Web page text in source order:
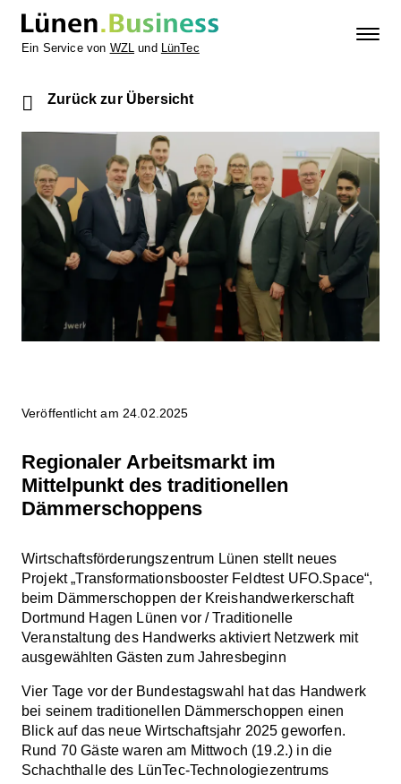
Ein Service von WZL und LünTec
Zurück zur Übersicht
Veröffentlicht am 24.02.2025
Regionaler Arbeitsmarkt im
Mittelpunkt des traditionellen
Dämmerschoppens
Wirtschaftsförderungszentrum Lünen stellt neues
Projekt „Transformationsbooster Feldtest UFO.Space“,
beim Dämmerschoppen der Kreishandwerkerschaft
Dortmund Hagen Lünen vor / Traditionelle
Veranstaltung des Handwerks aktiviert Netzwerk mit
ausgewählten Gästen zum Jahresbeginn
Vier Tage vor der Bundestagswahl hat das Handwerk
bei seinem traditionellen Dämmerschoppen einen
Blick auf das neue Wirtschaftsjahr 2025 geworfen.
Rund 70 Gäste waren am Mittwoch (19.2.) in die
Schachthalle des LünTec-Technologiezentrums